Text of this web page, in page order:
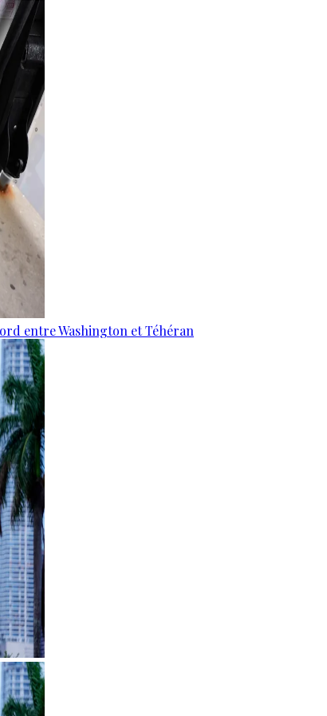
entre Washington et Téhéran